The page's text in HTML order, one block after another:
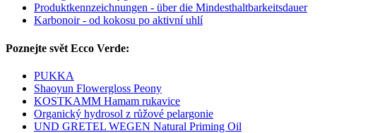
Produktkennzeichnungen - über die Mindesthaltbarkeitsdauer
Karbonoir - od kokosu po aktivní uhlí
Poznejte svět Ecco Verde:
PUKKA
Shaoyun Flowergloss Peony
KOSTKAMM Hamam rukavice
Organický hydrosol z růžové pelargonie
UND GRETEL WEGEN Natural Priming Oil